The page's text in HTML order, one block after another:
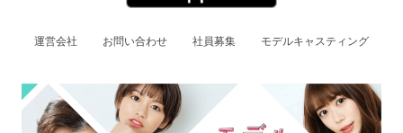
運営会社 お問い合わせ 社員募集 モデルキャスティング